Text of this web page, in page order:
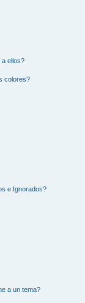
ellos?
colores?
e Ignorados?
a un tema?